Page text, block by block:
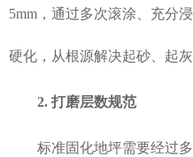
5mm，通过多次滚涂、充分
硬化，从根源解决起砂、起灰
2. 打磨层数规范
标准固化地坪需要经过